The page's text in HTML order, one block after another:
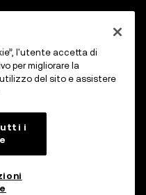
l'utente accetta di
per migliorare la
del sito e assistere
i